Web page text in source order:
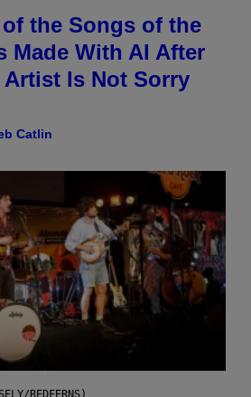
the Songs of the
Made With AI After
Is Not Sorry
Catlin
REDFERNS)